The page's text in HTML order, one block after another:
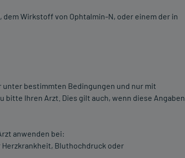
Wirkstoff von Ophtalmin-N, oder einem der in
unter bestimmten Bedingungen und nur mit
Ihren Arzt. Dies gilt auch, wenn diese Angaben
anwenden bei:
Bluthochdruck oder